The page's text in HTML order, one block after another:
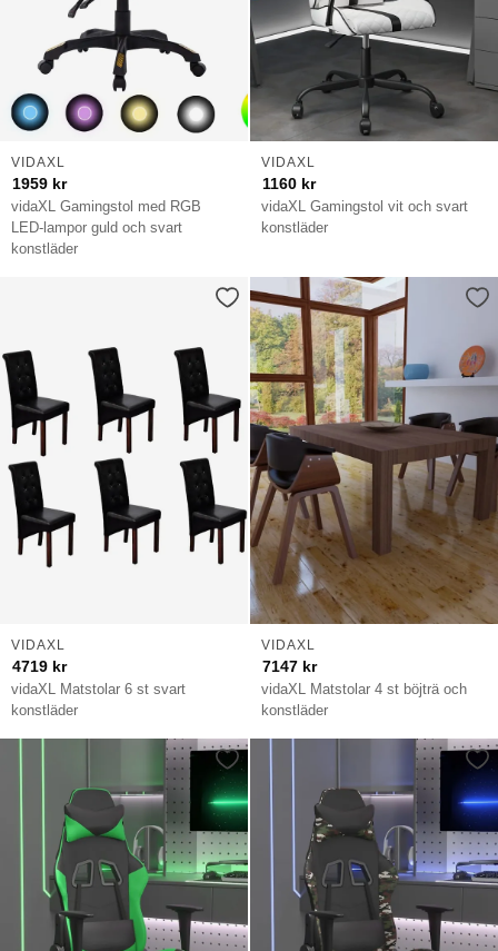
vidaXL Gamingstol med RGB
LED-lampor guld och svart
konstläder
VIDAXL
1959 kr
vidaXL Gamingstol vit och svart
konstläder
VIDAXL
1160 kr
vidaXL Matstolar 6 st svart
konstläder
VIDAXL
4719 kr
vidaXL Matstolar 4 st böjträ och
konstläder
VIDAXL
7147 kr